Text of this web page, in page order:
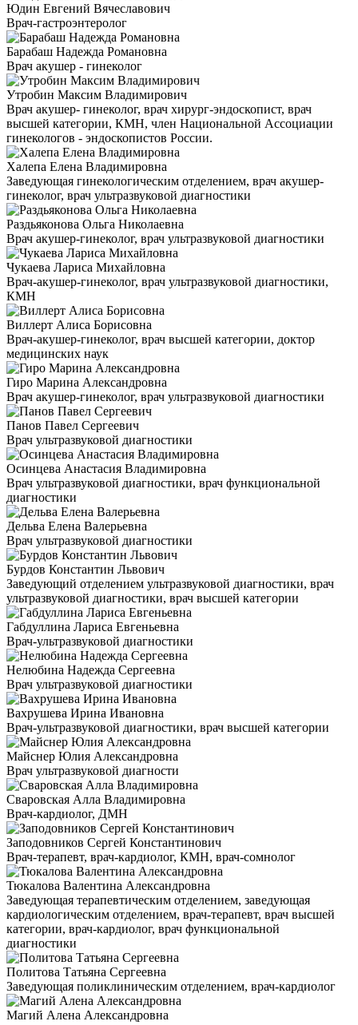
Юдин Евгений Вячеславович
Врач-гастроэнтеролог
Барабаш Надежда Романовна
Врач акушер - гинеколог
Утробин Максим Владимирович
Врач акушер- гинеколог, врач хирург-эндоскопист, врач
высшей категории, КМН, член Национальной Ассоциации
гинекологов - эндоскопистов России.
Халепа Елена Владимировна
Заведующая гинекологическим отделением, врач акушер-
гинеколог, врач ультразвуковой диагностики
Раздьяконова Ольга Николаевна
Врач акушер-гинеколог, врач ультразвуковой диагностики
Чукаева Лариса Михайловна
Врач-акушер-гинеколог, врач ультразвуковой диагностики,
КМН
Виллерт Алиса Борисовна
Врач-акушер-гинеколог, врач высшей категории, доктор
медицинских наук
Гиро Марина Александровна
Врач акушер-гинеколог, врач ультразвуковой диагностики
Панов Павел Сергеевич
Врач ультразвуковой диагностики
Осинцева Анастасия Владимировна
Врач ультразвуковой диагностики, врач функциональной
диагностики
Дельва Елена Валерьевна
Врач ультразвуковой диагностики
Бурдов Константин Львович
Заведующий отделением ультразвуковой диагностики, врач
ультразвуковой диагностики, врач высшей категории
Габдуллина Лариса Евгеньевна
Врач-ультразвуковой диагностики
Нелюбина Надежда Сергеевна
Врач ультразвуковой диагностики
Вахрушева Ирина Ивановна
Врач-ультразвуковой диагностики, врач высшей категории
Майснер Юлия Александровна
Врач ультразвуковой диагности
Сваровская Алла Владимировна
Врач-кардиолог, ДМН
Заподовников Сергей Константинович
Врач-терапевт, врач-кардиолог, КМН, врач-сомнолог
Тюкалова Валентина Александровна
Заведующая терапевтическим отделением, заведующая
кардиологическим отделением, врач-терапевт, врач высшей
категории, врач-кардиолог, врач функциональной
диагностики
Политова Татьяна Сергеевна
Заведующая поликлиническим отделением, врач-кардиолог
Магий Алена Александровна